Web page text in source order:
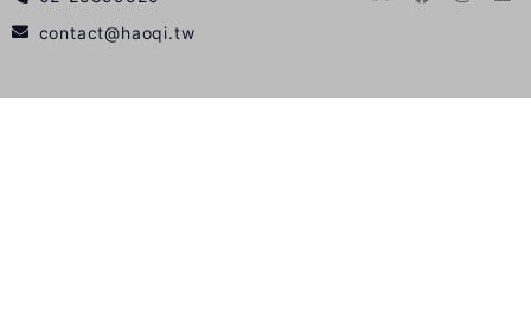
contact@haoqi.tw